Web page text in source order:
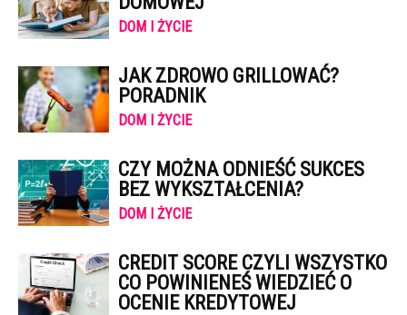
DOM I ŻYCIE
JAK ZDROWO GRILLOWAĆ?
PORADNIK
DOM I ŻYCIE
CZY MOŻNA ODNIEŚĆ SUKCES
BEZ WYKSZTAŁCENIA?
DOM I ŻYCIE
CREDIT SCORE CZYLI WSZYSTKO
CO POWINIENEŚ WIEDZIEĆ O
OCENIE KREDYTOWEJ